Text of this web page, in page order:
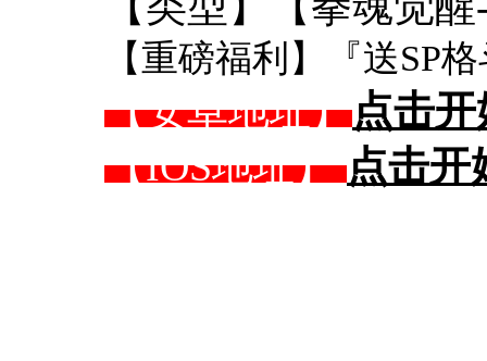
【重磅福利】『送SP
【安卓地址】点击
【IOS地址】点击开